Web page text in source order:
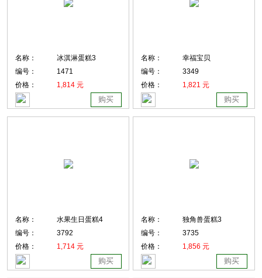
名称：
冰淇淋蛋糕3
编号：
1471
价格：
1,814 元
购买
名称：
幸福宝贝
编号：
3349
价格：
1,821 元
购买
名称：
水果生日蛋糕4
编号：
3792
价格：
1,714 元
购买
名称：
独角兽蛋糕3
编号：
3735
价格：
1,856 元
购买